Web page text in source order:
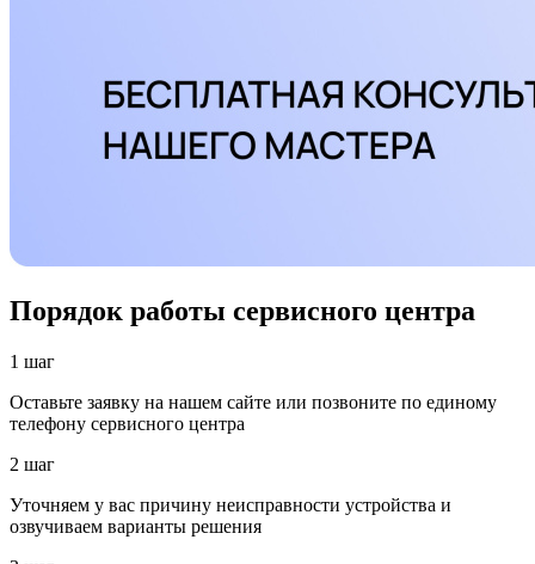
Порядок работы сервисного центра
1 шаг
Оставьте заявку на нашем сайте или позвоните по единому
телефону сервисного центра
2 шаг
Уточняем у вас причину неисправности устройства и
озвучиваем варианты решения